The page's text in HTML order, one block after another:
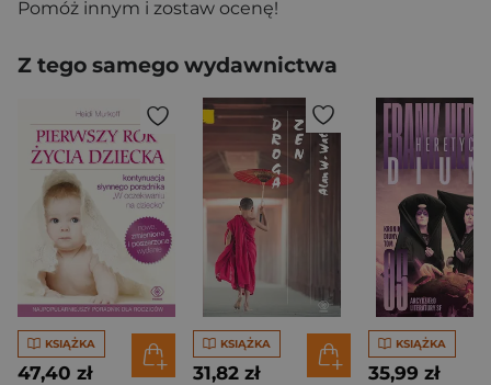
Pomóż innym i zostaw ocenę!
Z tego samego wydawnictwa
KSIĄŻKA
47,40 zł
KSIĄŻKA
31,82 zł
KSIĄŻKA
35,99 zł